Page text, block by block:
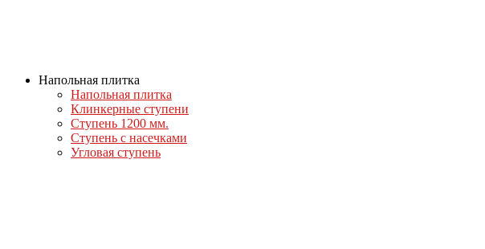
Напольная плитка
Напольная плитка
Клинкерные ступени
Ступень 1200 мм.
Ступень с насечками
Угловая ступень